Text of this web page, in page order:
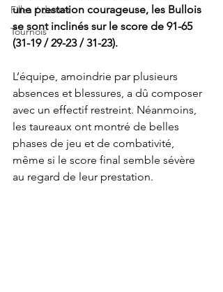
Filles / dames
Tournois
une prestation courageuse, les Bullois
se sont inclinés sur le score de 91-65
(31-19 / 29-23 / 31-23).
L’équipe, amoindrie par plusieurs
absences et blessures, a dû composer
avec un effectif restreint. Néanmoins,
les taureaux ont montré de belles
phases de jeu et de combativité,
même si le score final semble sévère
au regard de leur prestation.